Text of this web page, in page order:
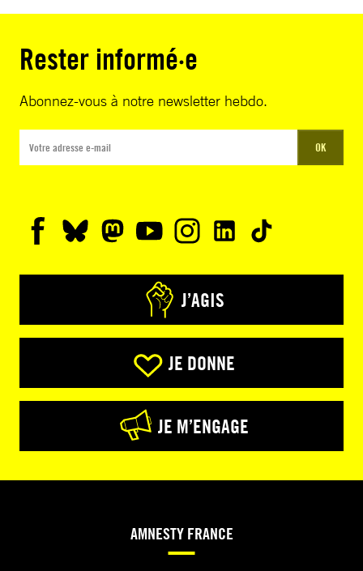
Rester informé·e
Abonnez-vous à notre newsletter hebdo.
OK
J’AGIS
JE DONNE
JE M’ENGAGE
AMNESTY FRANCE